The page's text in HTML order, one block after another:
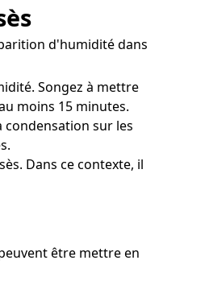
d'humidité dans
Songez à mettre
moins 15 minutes.
condensation sur les
Dans ce contexte, il
être mettre en